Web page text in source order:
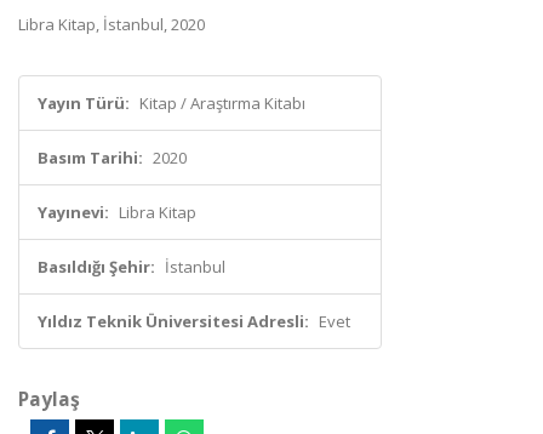
Libra Kitap, İstanbul, 2020
Yayın Türü: Kitap / Araştırma Kitabı
Basım Tarihi: 2020
Yayınevi: Libra Kitap
Basıldığı Şehir: İstanbul
Yıldız Teknik Üniversitesi Adresli: Evet
Paylaş